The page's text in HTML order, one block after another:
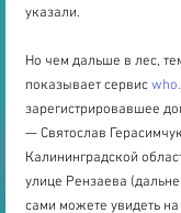
указали.
Но чем дальше в лес,
показывает сервис
зарегистрировавшее
— Святослав
Калининградской
улице Рензаева
сами можете увидеть на